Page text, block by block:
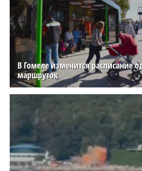
В Гомеле изменится расписание
маршруток